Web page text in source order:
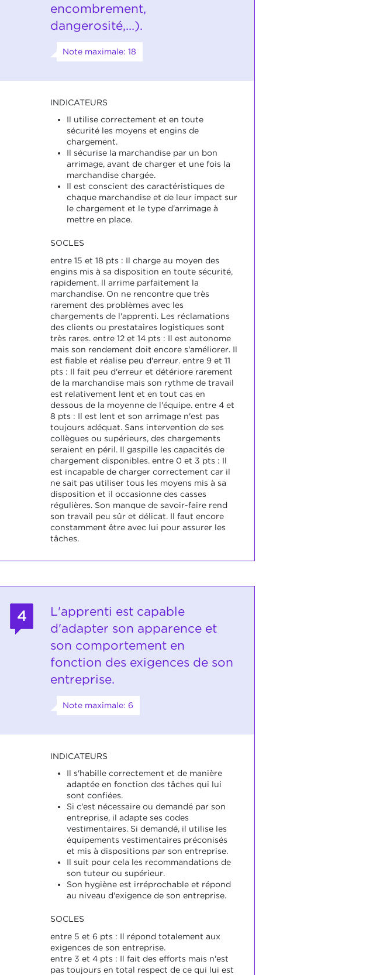
encombrement,
dangerosité,...).
Note maximale: 18
INDICATEURS
Il utilise correctement et en toute
sécurité les moyens et engins de
chargement.
Il sécurise la marchandise par un bon
arrimage, avant de charger et une fois la
marchandise chargée.
Il est conscient des caractéristiques de
chaque marchandise et de leur impact sur
le chargement et le type d'arrimage à
mettre en place.
SOCLES
entre 15 et 18 pts : Il charge au moyen des
engins mis à sa disposition en toute sécurité,
rapidement. ll arrime parfaitement la
marchandise. On ne rencontre que très
rarement des problèmes avec les
chargements de l'apprenti. Les réclamations
des clients ou prestataires logistiques sont
très rares. entre 12 et 14 pts : Il est autonome
mais son rendement doit encore s'améliorer. Il
est fiable et réalise peu d'erreur. entre 9 et 11
pts : Il fait peu d'erreur et détériore rarement
de la marchandise mais son rythme de travail
est relativement lent et en tout cas en
dessous de la moyenne de l'équipe. entre 4 et
8 pts : Il est lent et son arrimage n'est pas
toujours adéquat. Sans intervention de ses
collègues ou supérieurs, des chargements
seraient en péril. Il gaspille les capacités de
chargement disponibles. entre 0 et 3 pts : Il
est incapable de charger correctement car il
ne sait pas utiliser tous les moyens mis à sa
disposition et il occasionne des casses
régulières. Son manque de savoir-faire rend
son travail peu sûr et délicat. Il faut encore
constamment être avec lui pour assurer les
tâches.
4
L'apprenti est capable
d'adapter son apparence et
son comportement en
fonction des exigences de son
entreprise.
Note maximale: 6
INDICATEURS
Il s'habille correctement et de manière
adaptée en fonction des tâches qui lui
sont confiées.
Si c'est nécessaire ou demandé par son
entreprise, il adapte ses codes
vestimentaires. Si demandé, il utilise les
équipements vestimentaires préconisés
et mis à dispositions par son entreprise.
Il suit pour cela les recommandations de
son tuteur ou supérieur.
Son hygiène est irréprochable et répond
au niveau d'exigence de son entreprise.
SOCLES
entre 5 et 6 pts : Il répond totalement aux
exigences de son entreprise.
entre 3 et 4 pts : Il fait des efforts mais n'est
pas toujours en total respect de ce qui lui est